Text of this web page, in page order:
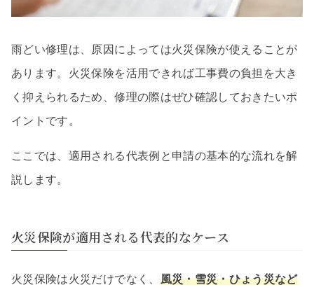
雨どい修理は、原因によっては火災保険が使えることが
あります。火災保険を活用できれば工事費の負担を大き
く抑えられるため、修理の際はぜひ確認しておきたいポ
イントです。
ここでは、適用される代表例と申請の基本的な流れを解
説します。
火災保険が適用される代表的なケース
火災保険は火災だけでなく、 風災・雪災・ひょう災など